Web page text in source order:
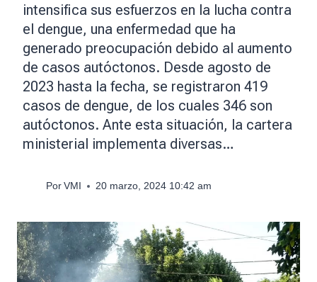
intensifica sus esfuerzos en la lucha contra
el dengue, una enfermedad que ha
generado preocupación debido al aumento
de casos autóctonos. Desde agosto de
2023 hasta la fecha, se registraron 419
casos de dengue, de los cuales 346 son
autóctonos. Ante esta situación, la cartera
ministerial implementa diversas…
Por VMI 20 marzo, 2024 10:42 am